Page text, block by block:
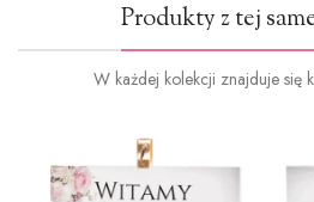
Produkty z tej
W każdej kolekcji znajduje się